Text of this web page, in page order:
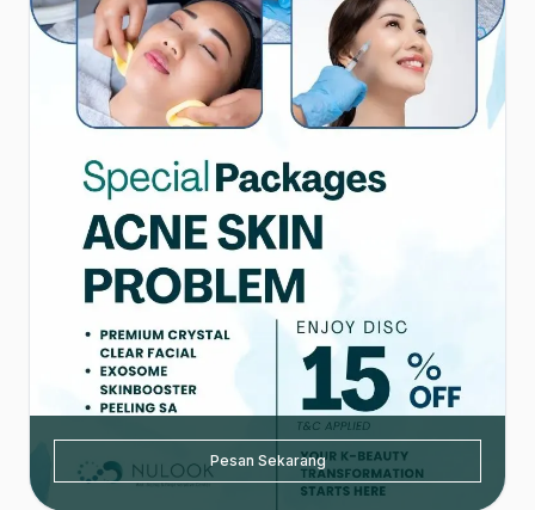
Pesan Sekarang